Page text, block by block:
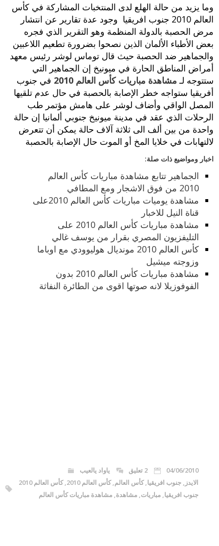
وما يزيد من حالة الهلع لدى المنتخبات المشاركة في كأس
العالم 2010 جنوب افريقيا وجود عدة تقارير عن انتشار
مرض الحصبة بالدولة المنظمة وهو التقرير الذي فجره
بعض الأطباء الألمان الذين نصحوا بضرورة تطعيم اللاعبين
والجماهير ضد الحصبة حيث قال توماس لوشر رئيس معهد
أمراض المناطق الحارة في ميونيخ إن الجماهير التي
ستتوجه لـ مشاهدة مباريات كأس العالم 2010
في جنوب
أفريقيا ستواجه خطر الإصابة بالحصبة في حال عدم تلقيها
المصل الواقي وأضاف لوشر على هامش مؤتمر طب
الرحلات الذي عقد في مدينة ميونيخ جنوبي ألمانيا إن حالة
واحدة من بين ألف الى ثلاثة آلاف حالة يمكن أن تتعرض
لالتهابات في خلايا المخ أو الموت حال الإصابة بالحصبة
اخبار ومواضيع ذات صلة:
الجماهير تتابع مشاهدة مباريات كأس العالم
2010 من فوق الاشجار ومع المطافي
مشاهدة يوميات مباريات كأس العالم 2010على
قناة النيل للاخبار
مشاهدة مباريات كأس العالم 2010 على
التليفزيون المصري بقرار من يوسف غالي
كأس العالم 2010 مونديال هوليوودي مع اوباما
وزوجته ميشيل
مشاهدة مباريات كأس العالم 2010 بدون
الفوفوزيلا لانه صوتها اقوى من الطائرة النفاثة
04/06/2010 2 تعليق
ياواد يالعيب
الايدز ,جنوب افريقيا,كأس العالم,كأس العالم 2010 ,
كأس العالم 2010
جنوب افريقيا,مباريات,مشاهدة,مشاهدة مباريات كأس العالم